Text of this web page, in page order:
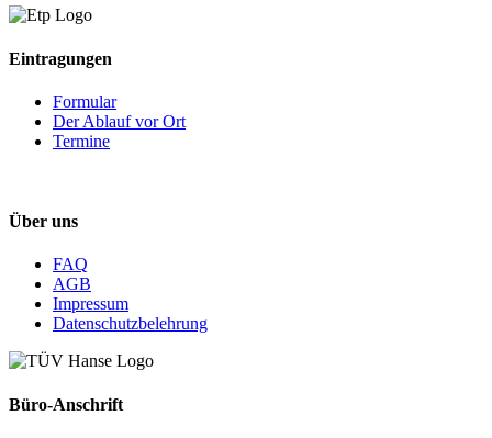
Eintragungen
Formular
Der Ablauf vor Ort
Termine
Über uns
FAQ
AGB
Impressum
Datenschutzbelehrung
Büro-Anschrift